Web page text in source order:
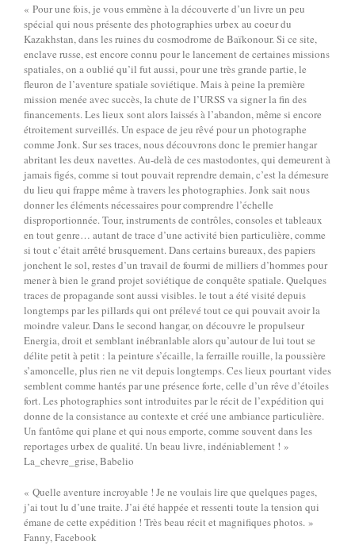
« Pour une fois, je vous emmène à la découverte d’un livre un peu
spécial qui nous présente des photographies urbex au coeur du
Kazakhstan, dans les ruines du cosmodrome de Baïkonour. Si ce site,
enclave russe, est encore connu pour le lancement de certaines missions
spatiales, on a oublié qu’il fut aussi, pour une très grande partie, le
fleuron de l’aventure spatiale soviétique. Mais à peine la première
mission menée avec succès, la chute de l’URSS va signer la fin des
financements. Les lieux sont alors laissés à l’abandon, même si encore
étroitement surveillés. Un espace de jeu rêvé pour un photographe
comme Jonk. Sur ses traces, nous découvrons donc le premier hangar
abritant les deux navettes. Au-delà de ces mastodontes, qui demeurent à
jamais figés, comme si tout pouvait reprendre demain, c’est la démesure
du lieu qui frappe même à travers les photographies. Jonk sait nous
donner les éléments nécessaires pour comprendre l’échelle
disproportionnée. Tour, instruments de contrôles, consoles et tableaux
en tout genre… autant de trace d’une activité bien particulière, comme
si tout c’était arrêté brusquement. Dans certains bureaux, des papiers
jonchent le sol, restes d’un travail de fourmi de milliers d’hommes pour
mener à bien le grand projet soviétique de conquête spatiale. Quelques
traces de propagande sont aussi visibles. le tout a été visité depuis
longtemps par les pillards qui ont prélevé tout ce qui pouvait avoir la
moindre valeur. Dans le second hangar, on découvre le propulseur
Energia, droit et semblant inébranlable alors qu’autour de lui tout se
délite petit à petit : la peinture s’écaille, la ferraille rouille, la poussière
s’amoncelle, plus rien ne vit depuis longtemps. Ces lieux pourtant vides
semblent comme hantés par une présence forte, celle d’un rêve d’étoiles
fort. Les photographies sont introduites par le récit de l’expédition qui
donne de la consistance au contexte et créé une ambiance particulière.
Un fantôme qui plane et qui nous emporte, comme souvent dans les
reportages urbex de qualité. Un beau livre, indéniablement ! »
La_chevre_grise, Babelio
« Quelle aventure incroyable ! Je ne voulais lire que quelques pages,
j’ai tout lu d’une traite. J’ai été happée et ressenti toute la tension qui
émane de cette expédition ! Très beau récit et magnifiques photos. »
Fanny, Facebook